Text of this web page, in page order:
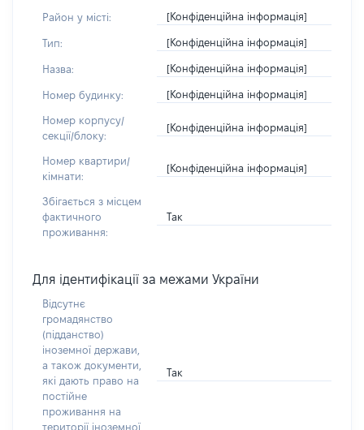
Район у місті: [Конфіденційна інформація]
Тип: [Конфіденційна інформація]
Назва: [Конфіденційна інформація]
Номер будинку: [Конфіденційна інформація]
Номер корпусу/
секції/блоку:
[Конфіденційна інформація]
Номер квартири/
кімнати:
[Конфіденційна інформація]
Збігається з місцем
фактичного
проживання:
Так
Для ідентифікації за межами України
Відсутнє
громадянство
(підданство)
іноземної держави,
а також документи,
які дають право на
постійне
проживання на
території іноземної
Так